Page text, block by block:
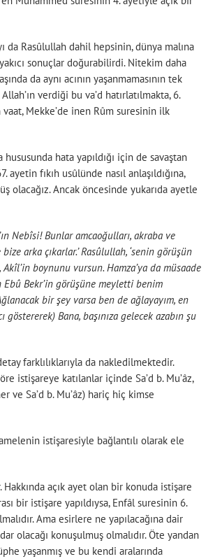
da Rasûlullah dahil hepsinin, dünya malına
sonuçlar doğurabilirdi. Nitekim daha
da aynı acının yaşanmamasının tek
verdiği bu va’d hatırlatılmakta, 6.
Mekke’de inen Rûm suresinin ilk
hata yapıldığı için de savaştan
fıkıh usûlünde nasıl anlaşıldığına,
Ancak öncesinde yukarıda ayetle
Nebîsi! Bunlar amcaoğulları, akraba ve
arka çıkarlar.’ Rasûlullah, ‘senin görüşün
boynunu vursun. Hamza’ya da müsaade
Ebû Bekr’in görüşüne meyletti benim
bir şey varsa ben de ağlayayım, en
Bana, başınıza gelecek azabın şu
farklılıklarıyla da nakledilmektedir.
istişareye katılanlar içinde Sa’d b. Mu’âz,
ve Sa’d b. Mu’âz) hariç hiç kimse
istişaresiyle bağlantılı olarak ele
açık ayet olan bir konuda istişare
bir istişare yapıldıysa, Enfâl suresinin 6.
Ama esirlere ne yapılacağına dair
olacağı konuşulmuş olmalıdır. Öte yandan
yaşanmış ve bu kendi aralarında